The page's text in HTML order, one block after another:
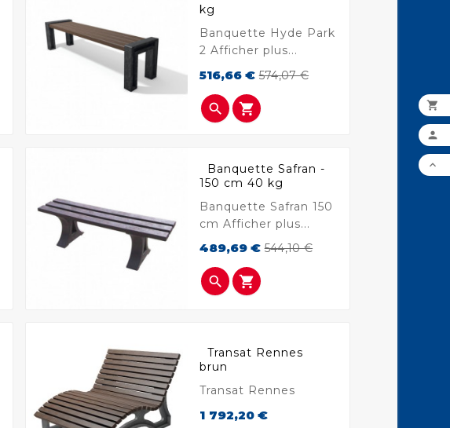
kg
Banquette Hyde Park
2 Afficher plus...
516,66 € 574,07 €
 
Banquette Safran -
150 cm 40 kg
Banquette Safran 150
cm Afficher plus...
489,69 € 544,10 €
 
Transat Rennes
brun
Transat Rennes
1 792,20 €Prix


